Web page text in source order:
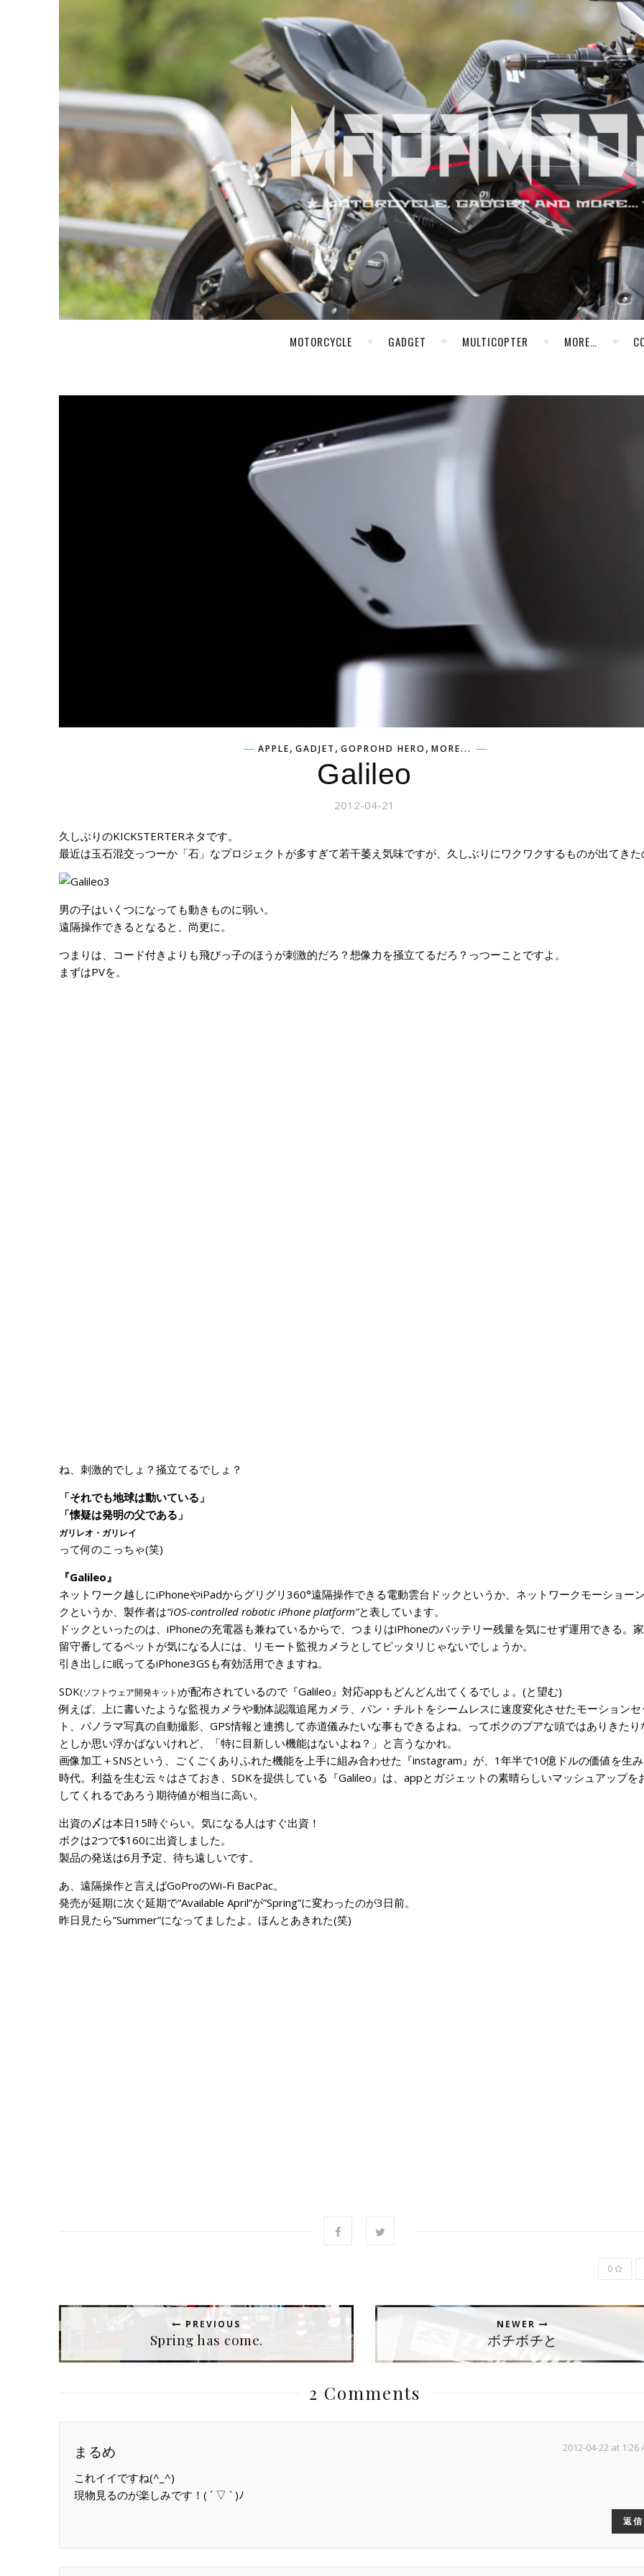
MOTORCYCLE GADGET MULTICOPTER MORE…
APPLE, GADJET , GOPROHD HERO , MORE...
Galileo
2012-04-21
久しぶりのKICKSTERTERネタです。
最近は玉石混交っつーか「石」なプロジェクトが多すぎて若干萎え気味ですが、久しぶりにワクワクするものが出てきた
男の子はいくつになっても動きものに弱い。
遠隔操作できるとなると、尚更に。
つまりは、コード付きよりも飛びっ子のほうが刺激的だろ？想像力を掻立てるだろ？っつーことですよ。
まずはPVを。
ね、刺激的でしょ？掻立てるでしょ？
「それでも地球は動いている」
「懐疑は発明の父である」
ガリレオ・ガリレイ
って何のこっちゃ(笑)
『Galileo』
ネットワーク越しにiPhoneやiPadからグリグリ360°遠隔操作できる電動雲台ドックというか、ネットワークモーショー
クというか、製作者は“iOS-controlled robotic iPhone platform”と表しています。
ドックといったのは、iPhoneの充電器も兼ねているからで、つまりはiPhoneのバッテリー残量を気にせず運用できる。
留守番してるペットが気になる人には、リモート監視カメラとしてピッタリじゃないでしょうか。
引き出しに眠ってるiPhone3GSも有効活用できますね。
SDK(ソフトウェア開発キット)が配布されているので『Galileo』対応appもどんどん出てくるでしょ。(と望む)
例えば、上に書いたような監視カメラや動体認識追尾カメラ、パン・チルトをシームレスに速度変化させたモーションセ
ト、パノラマ写真の自動撮影、GPS情報と連携して赤道儀みたいな事もできるよね。ってボクのプアな頭ではありきたり
としか思い浮かばないけれど、「特に目新しい機能はないよね？」と言うなかれ。
画像加工＋SNSという、ごくごくありふれた機能を上手に組み合わせた『instagram』が、1年半で10億ドルの価値を生
時代。利益を生む云々はさておき、SDKを提供している『Galileo』は、appとガジェットの素晴らしいマッシュアップを
してくれるであろう期待値が相当に高い。
出資の〆は本日15時ぐらい。気になる人はすぐ出資！
ボクは2つで$160に出資しました。
製品の発送は6月予定、待ち遠しいです。
あ、遠隔操作と言えばGoProのWi-Fi BacPac。
発売が延期に次ぐ延期で”Available April”が”Spring”に変わったのが3日前。
昨日見たら”Summer”になってましたよ。ほんとあきれた(笑)
0
PREVIOUS
Spring has come.
NEWER
ボチボチと
2 Comments
まるめ 2012-04-22 at 1:26
これイイですね(^_^)
現物見るのが楽しみです！( ´ ▽ ` )ﾉ
返信